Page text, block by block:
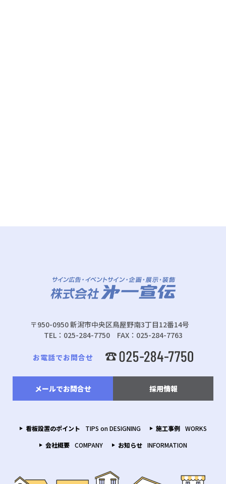
〒950-0950 新潟市中央区鳥屋野南3丁目12番14号
TEL：025-284-7750 FAX：025-284-7763
お電話でお問合せ
メールでお問合せ 採用情報
看板設置のポイント TIPS on DESIGNING 施工事例
WORKS
会社概要
COMPANY お知らせ INFORMATION